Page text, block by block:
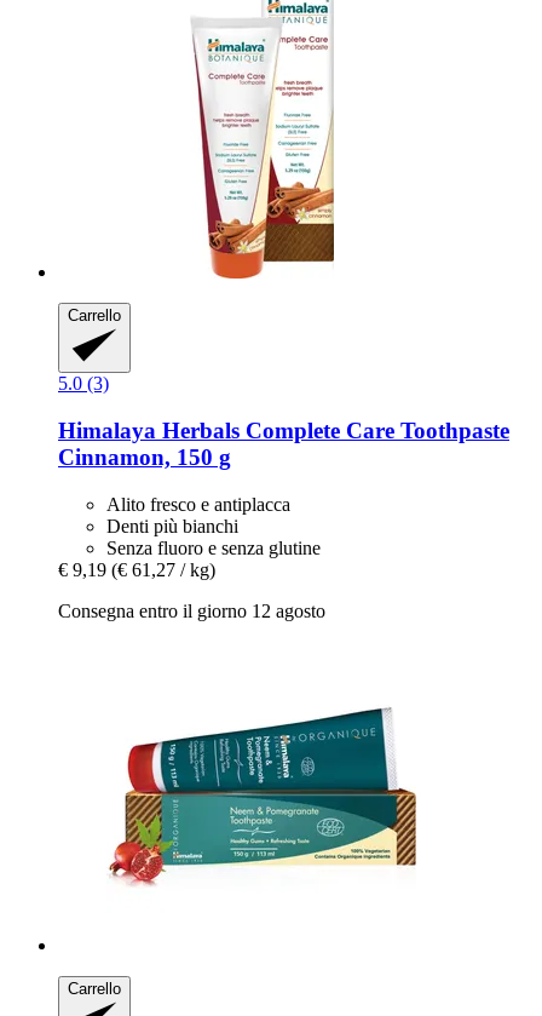
Carrello
5.0 (3)
Himalaya Herbals Complete Care Toothpaste
Cinnamon, 150 g
Alito fresco e antiplacca
Denti più bianchi
Senza fluoro e senza glutine
€ 9,19 (€ 61,27 / kg)
Consegna entro il giorno 12 agosto
Carrello